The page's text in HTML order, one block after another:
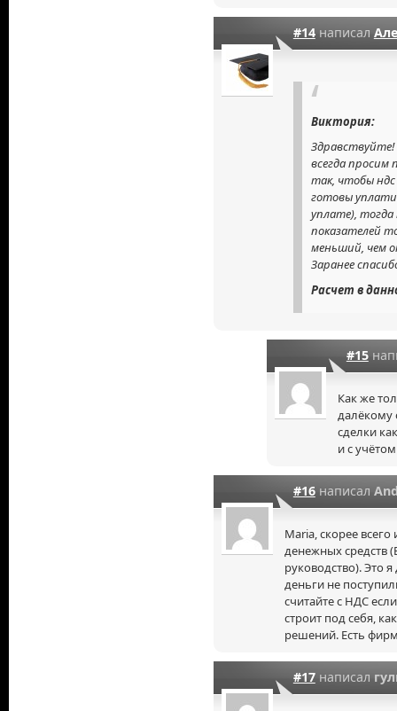
#14написал
Виктория:
Здравствуйте!
всегда
так, чтобы
готовы
уплате),
показателей
меньший, чем
Заранее
Расчет в
#15
Как же
далёкому
сделки
и с
#16написал
Maria, скорее
денежных средств
руководство). Это
деньги не
считайте с НДС
строит под себя,
решений. Есть
#17написал